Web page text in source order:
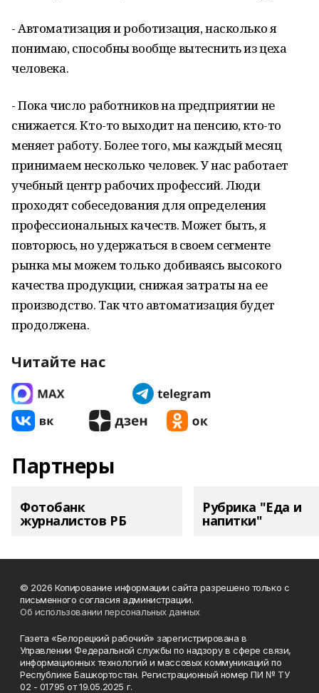
- Автоматизация и роботизация, насколько я
понимаю, способны вообще вытеснить из цеха
человека.
- Пока число работников на предприятии не
снижается. Кто-то выходит на пенсию, кто-то
меняет работу. Более того, мы каждый месяц
принимаем несколько человек. У нас работает
учебный центр рабочих профессий. Люди
проходят собеседования для определения
профессиональных качеств. Может быть, я
повторюсь, но удержаться в своем сегменте
рынка мы можем только добиваясь высокого
качества продукции, снижая затраты на ее
производство. Так что автоматизация будет
продолжена.
Читайте нас
Партнеры
Фотобанк
журналистов РБ
Рубрика "Еда и
напитки"
© 2026 Копирование информации сайта разрешено только с
письменного согласия администрации.
Об использовании персональных данных
Газета «Белорецкий рабочий» зарегистрирована в
Управлении Федеральной службы по надзору в сфере связи,
информационных технологий и массовых коммуникаций по
Республике Башкортостан. Регистрационный номер ПИ № ТУ
02 - 01795 от 19.05.2025 г.